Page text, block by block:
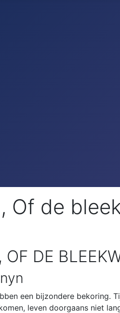
Of de
DE
een bijzondere bekoring.
leven doorgaans niet